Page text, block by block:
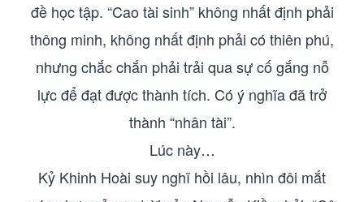
đề học tập. “Cao tài sinh” không nhất định phải
thông minh, không nhất định phải có thiên phú,
nhưng chắc chắn phải trải qua sự cố gắng nỗ
lực để đạt được thành tích. Có ý nghĩa đã trở
thành “nhân tài”.
Lúc này…
Kỷ Khinh Hoài suy nghĩ hồi lâu, nhìn đôi mắt